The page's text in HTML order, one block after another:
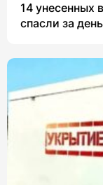
14 унесенных
спасли за